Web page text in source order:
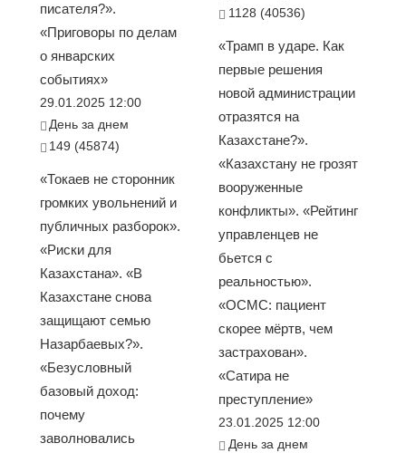
писателя?».
«Приговоры по делам
о январских
событиях»
29.01.2025 12:00
День за днем
149 (45874)
«Токаев не сторонник
громких увольнений и
публичных разборок».
«Риски для
Казахстана». «В
Казахстане снова
защищают семью
Назарбаевых?».
«Безусловный
базовый доход:
почему
заволновались
1128 (40536)
«Трамп в ударе. Как
первые решения
новой администрации
отразятся на
Казахстане?».
«Казахстану не грозят
вооруженные
конфликты». «Рейтинг
управленцев не
бьется с
реальностью».
«ОСМС: пациент
скорее мёртв, чем
застрахован».
«Сатира не
преступление»
23.01.2025 12:00
День за днем